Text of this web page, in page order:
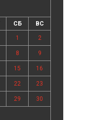
СБ ВС
1 2
8 9
15 16
22 23
29 30